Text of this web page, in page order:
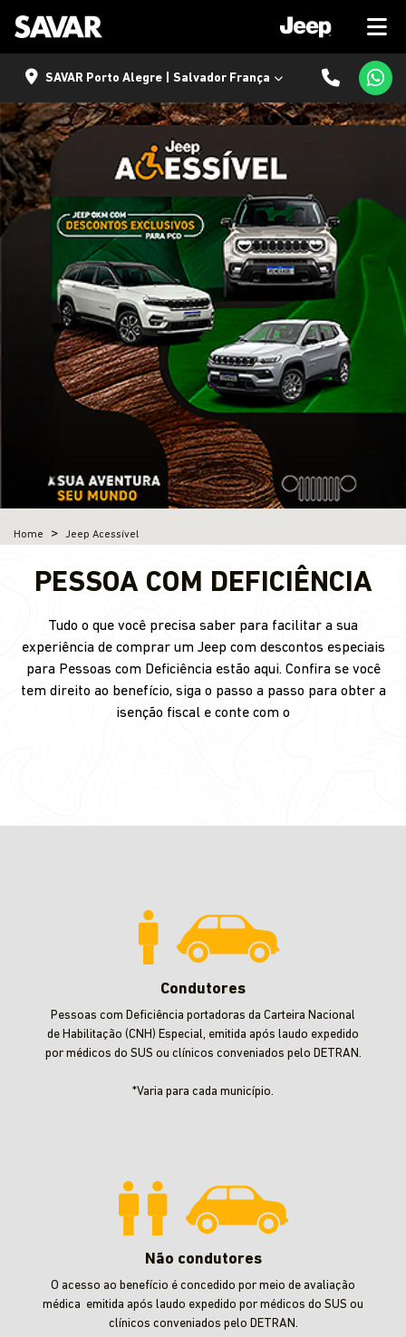
SAVAR Porto Alegre | Salvador França
Home Jeep Acessível
PESSOA COM DEFICIÊNCIA
Tudo o que você precisa saber para facilitar a sua
experiência de comprar um Jeep com descontos especiais
para Pessoas com Deficiência estão aqui. Confira se você
tem direito ao benefício, siga o passo a passo para obter a
isenção fiscal e conte com o
Condutores
Pessoas com Deficiência portadoras da Carteira Nacional
de Habilitação (CNH) Especial, emitida após laudo expedido
por médicos do SUS ou clínicos conveniados pelo DETRAN.
*Varia para cada município.
Não condutores
O acesso ao benefício é concedido por meio de avaliação
médica emitida após laudo expedido por médicos do SUS ou
clínicos conveniados pelo DETRAN.